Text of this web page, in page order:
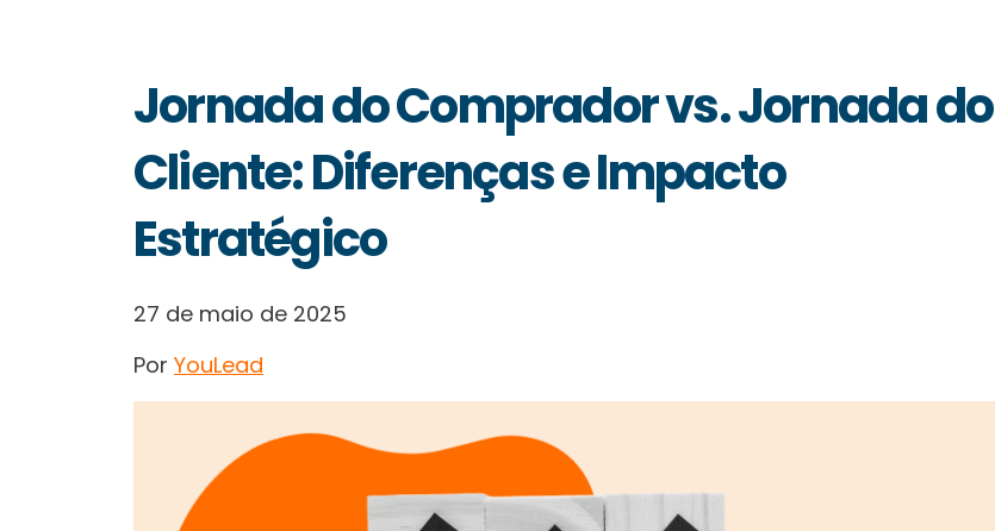
Jornada do Comprador vs. Jornada do
Cliente: Diferenças e Impacto
Estratégico
27 de maio de 2025
Por YouLead